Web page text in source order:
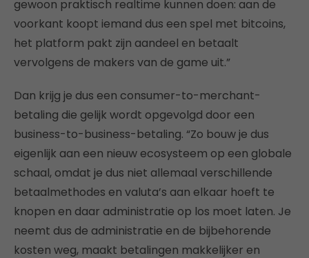
gewoon praktisch realtime kunnen doen: aan de
voorkant koopt iemand dus een spel met bitcoins,
het platform pakt zijn aandeel en betaalt
vervolgens de makers van de game uit.”
Dan krijg je dus een consumer-to-merchant-
betaling die gelijk wordt opgevolgd door een
business-to-business-betaling. “Zo bouw je dus
eigenlijk aan een nieuw ecosysteem op een globale
schaal, omdat je dus niet allemaal verschillende
betaalmethodes en valuta’s aan elkaar hoeft te
knopen en daar administratie op los moet laten. Je
neemt dus de administratie en de bijbehorende
kosten weg, maakt betalingen makkelijker en